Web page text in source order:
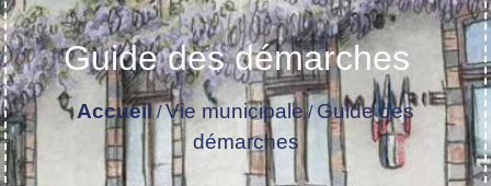
Guide des démarches
Accueil/Vie municipale/Guide des
démarches